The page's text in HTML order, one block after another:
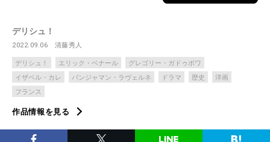
デリシュ！
2022.09.06 清藤秀人
デリシュ！ エリック・ベナール
グレゴリー・ガドゥボワ
イザベル・カレ
バンジャマン・ラヴェルネ ドラマ 歴史
洋画
フランス
作品情報を見る